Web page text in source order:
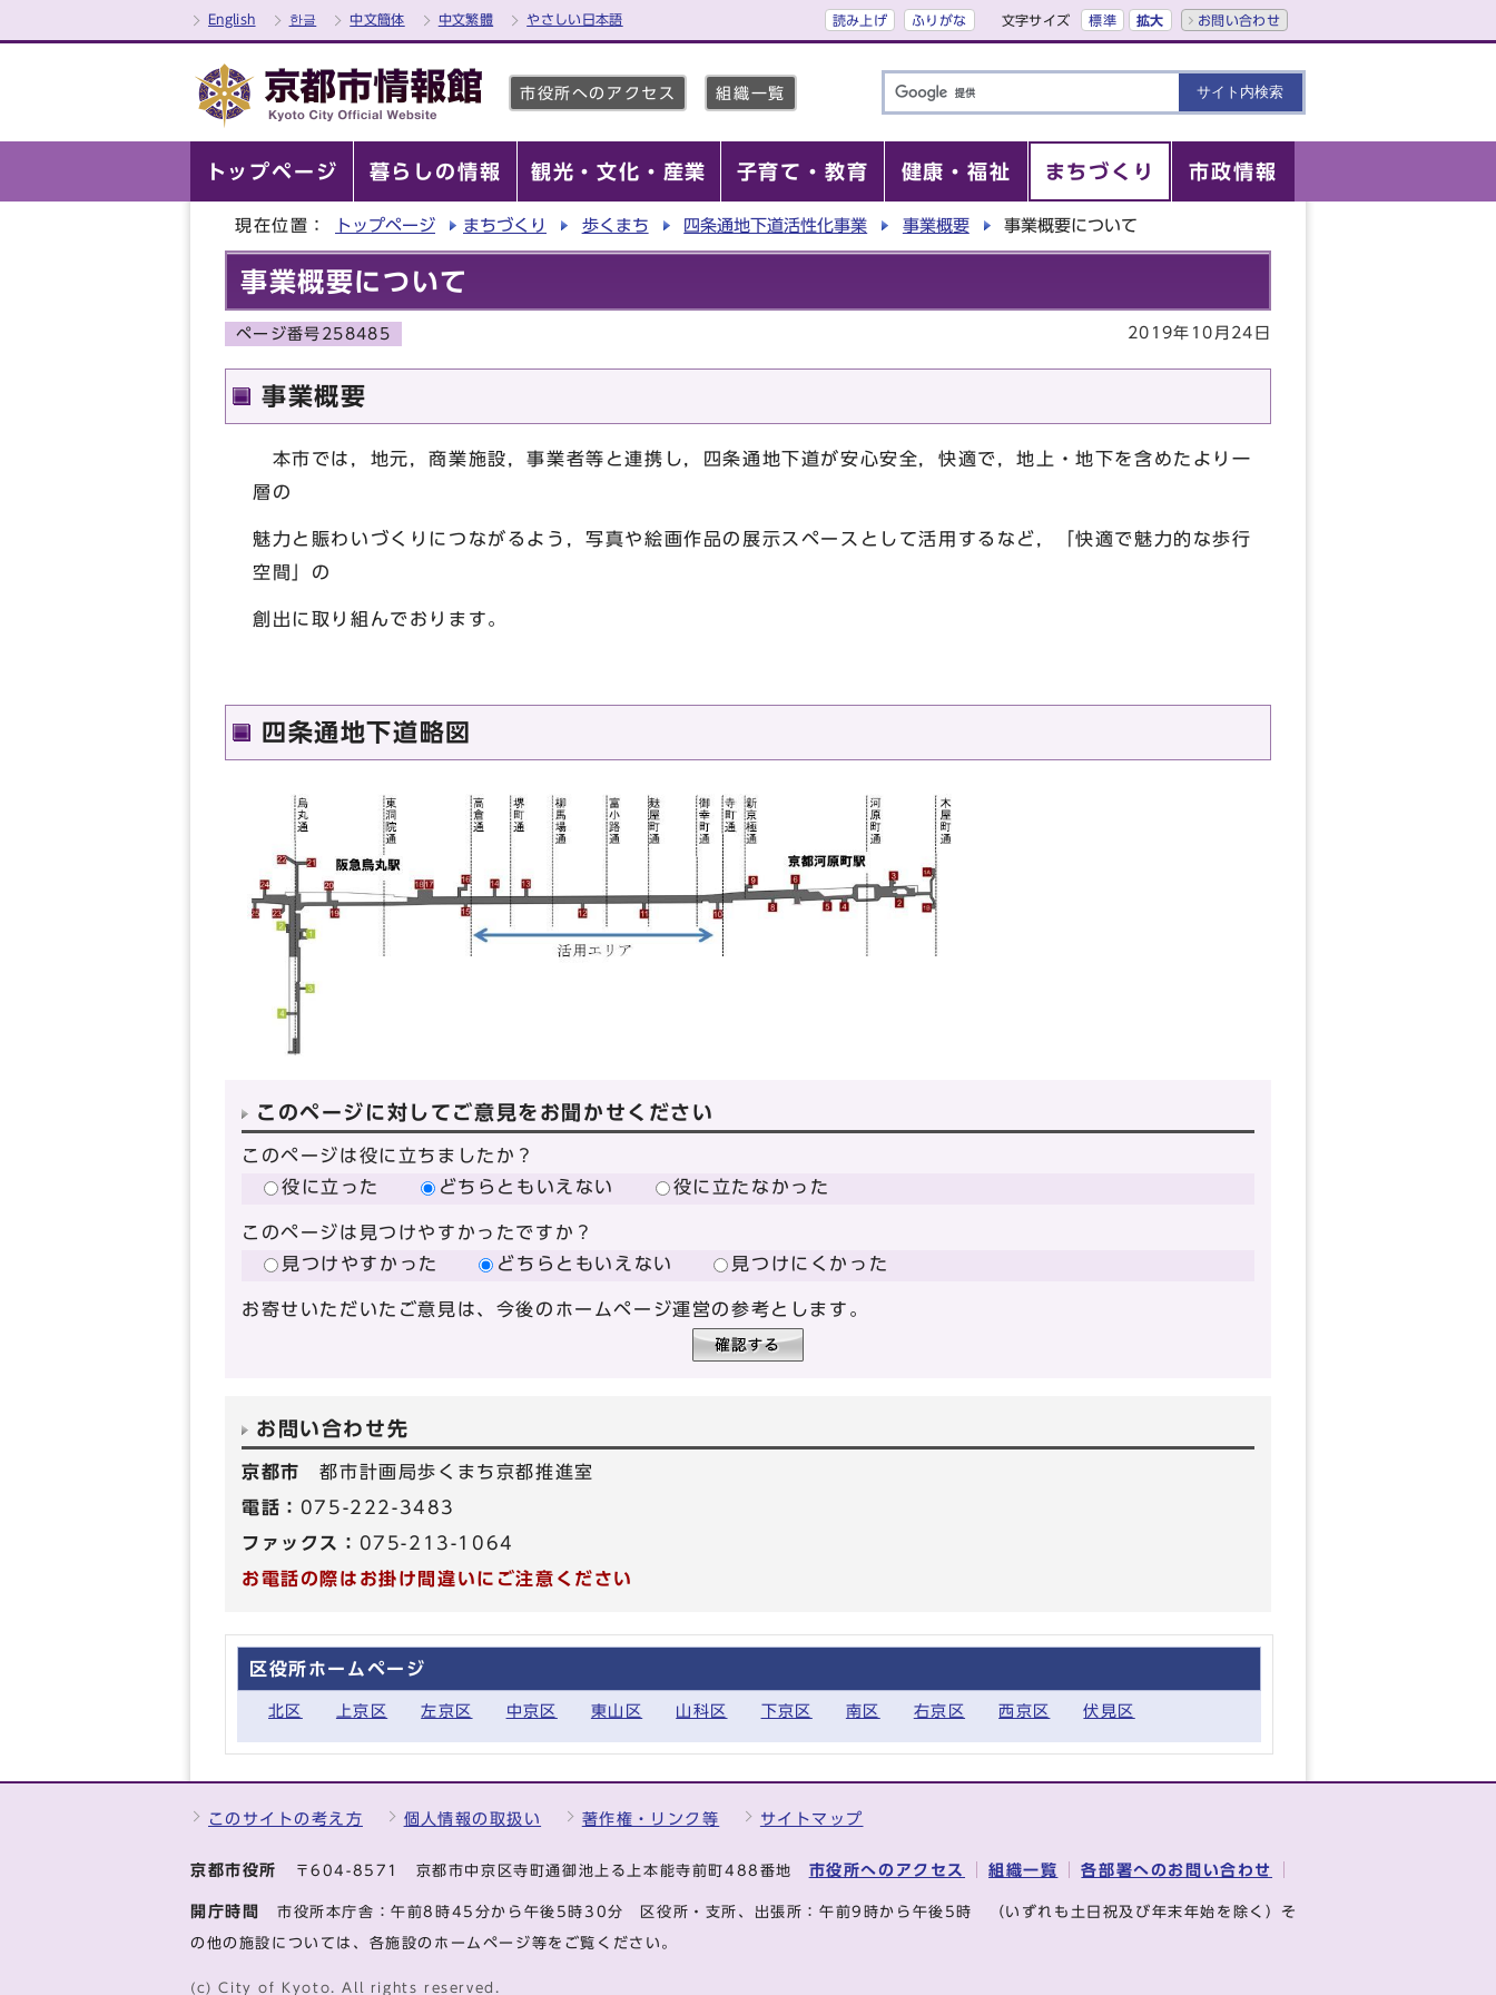
English 한글 中文簡体 中文繁體 やさしい日本語 読み上げ ふりがな 文字サイズ 標準 拡大 お問い合わせ
市役所へのアクセス 組織一覧
トップページ 暮らしの情報 観光・文化・産業 子育て・教育 健康・福祉 まちづくり 市政情報
現在位置： トップページ まちづくり 歩くまち 四条通地下道活性化事業 事業概要 事業概要について
事業概要について
ページ番号258485 2019年10月24日
事業概要
本市では，地元，商業施設，事業者等と連携し，四条通地下道が安心安全，快適で，地上・地下を含めたより一
層の
魅力と賑わいづくりにつながるよう，写真や絵画作品の展示スペースとして活用するなど，「快適で魅力的な歩行
空間」の
創出に取り組んでおります。
四条通地下道略図
このページに対してご意見をお聞かせください
このページは役に立ちましたか？
役に立った
どちらともいえない 役に立たなかった
このページは見つけやすかったですか？
見つけやすかった
どちらともいえない 見つけにくかった
お寄せいただいたご意見は、今後のホームページ運営の参考とします。
お問い合わせ先
京都市都市計画局歩くまち京都推進室
電話： 075-222-3483
ファックス： 075-213-1064
お電話の際はお掛け間違いにご注意ください
区役所ホームページ
北区 上京区 左京区 中京区 東山区 山科区 下京区 南区 右京区 西京区 伏見区
このサイトの考え方 個人情報の取扱い 著作権・リンク等 サイトマップ
京都市役所 〒604-8571 京都市中京区寺町通御池上る上本能寺前町488番地 市役所へのアクセス 組織一覧 各部署へのお問い合わせ
開庁時間 市役所本庁舎：午前8時45分から午後5時30分 区役所・支所、出張所：午前9時から午後5時 （いずれも土日祝及び年末年始を除く）そ
の他の施設については、各施設のホームページ等をご覧ください。
(c) City of Kyoto. All rights reserved.